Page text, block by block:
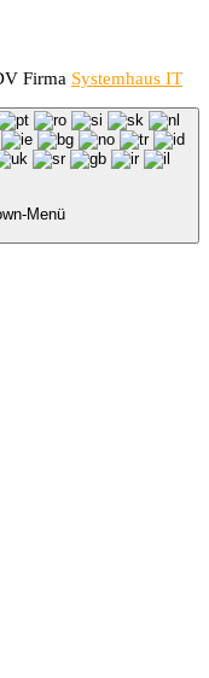
Firma Systemhaus IT